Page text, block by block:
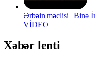
Ərbəin məclisi | Binə
VİDEO
Xəbər lenti